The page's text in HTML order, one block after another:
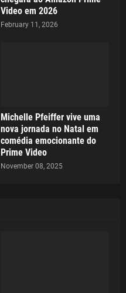
Video em 2026
February 11, 2026
Michelle Pfeiffer vive uma
nova jornada no Natal em
comédia emocionante do
Prime Video
November 08, 2025